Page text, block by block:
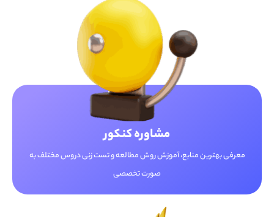
مشاوره کنکور
معرفی بهترین منابع، آموزش روش مطالعه و تست زنی دروس مختلف به
صورت تخصصی